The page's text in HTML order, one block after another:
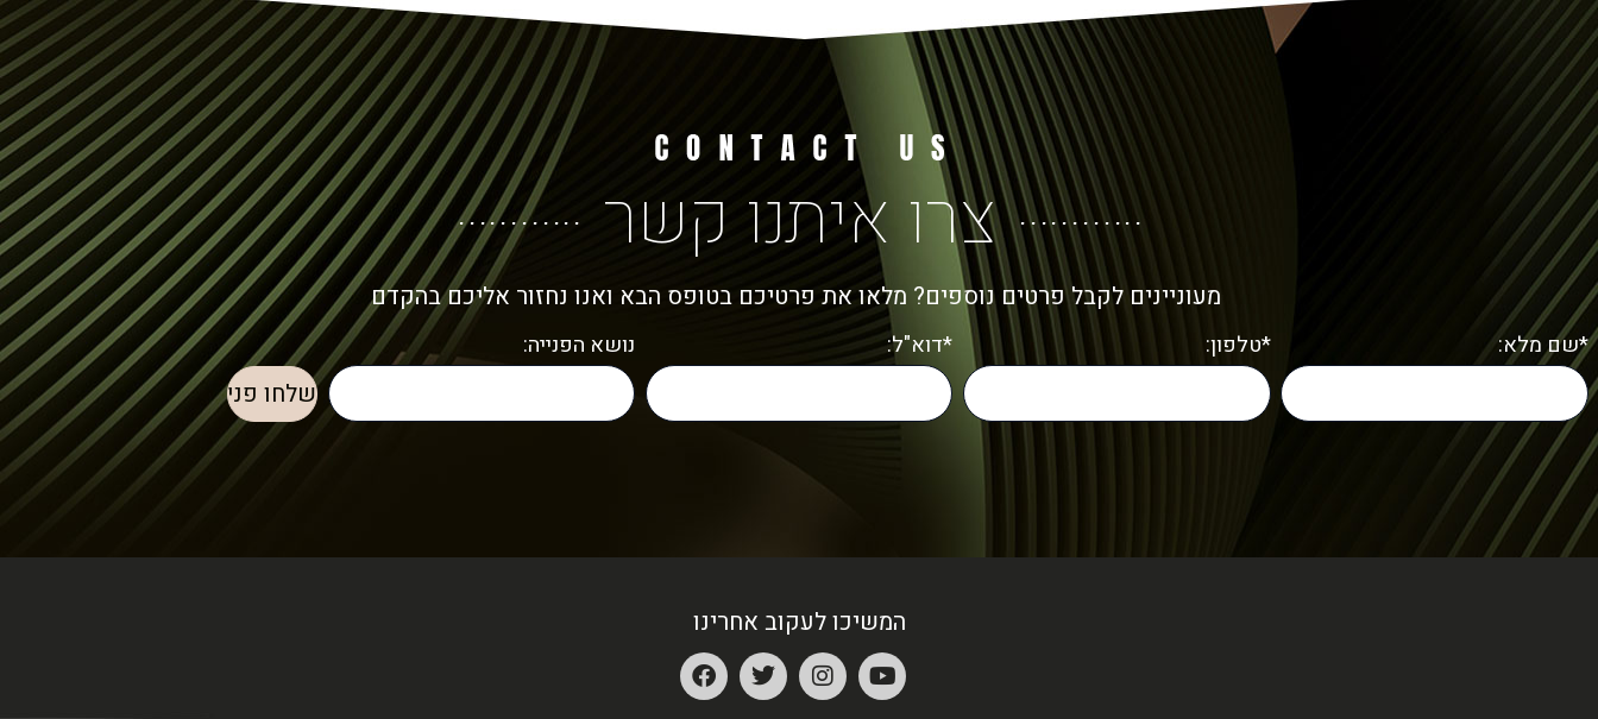
צרו איתנו קשר
מעוניינים לקבל פרטים נוספים? מלאו את פרטיכם בטופס הבא ואנו נחזור אליכם בהקדם
*שם מלא: *טלפון: *דוא"ל: נושא הפנייה:
המשיכו לעקוב אחרינו